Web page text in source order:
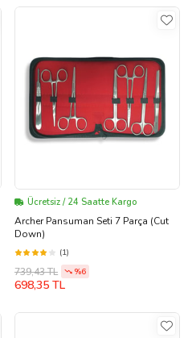
Ücretsiz / 24 Saatte Kargo
Archer Pansuman Seti 7 Parça (Cut
Down)
(1)
739,43 TL %6
698,35 TL